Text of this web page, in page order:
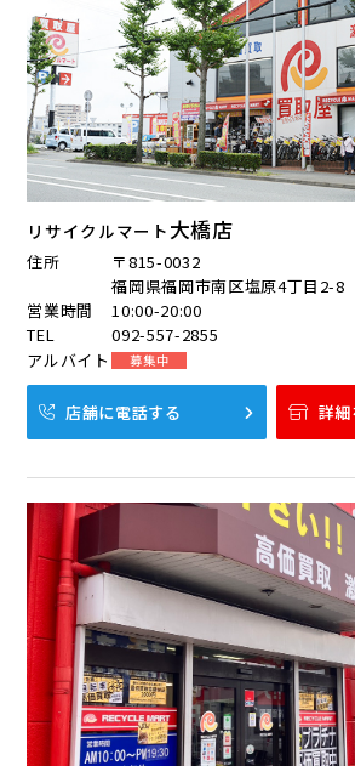
リサイクルマート 大橋店
住所
〒815-0032
福岡県福岡市南区塩原4丁目2-8
営業時間
10:00-20:00
TEL
092-557-2855
アルバイト
募集中
店舗に電話する 詳細